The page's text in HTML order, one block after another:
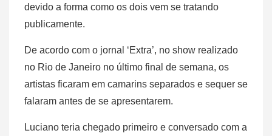
devido a forma como os dois vem se tratando
publicamente.
De acordo com o jornal ‘Extra’, no show realizado
no Rio de Janeiro no último final de semana, os
artistas ficaram em camarins separados e sequer se
falaram antes de se apresentarem.
Luciano teria chegado primeiro e conversado com a